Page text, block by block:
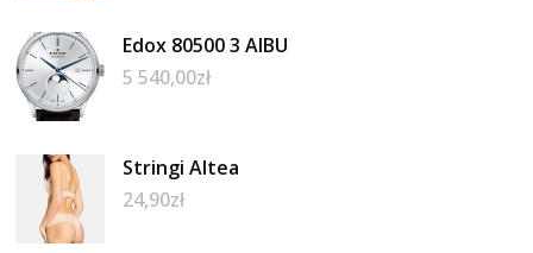
Edox 80500 3 AIBU
5 540,00zł
Stringi Altea
24,90zł